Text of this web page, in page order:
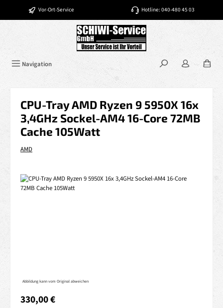
Zum Hauptinhalt springen
Vor-Ort-Service Hotline: 040-480 45 03
Navigation
CPU-Tray AMD Ryzen 9 5950X 16x
3,4GHz Sockel-AM4 16-Core 72MB
Cache 105Watt
AMD
Bildergalerie überspringen
Abbildung kann vom Original abweichen
Regulärer Preis:
330,00 €